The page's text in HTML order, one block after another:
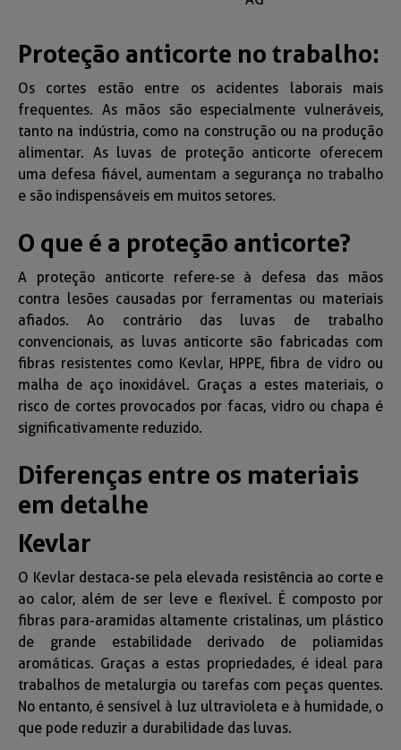
Proteção anticorte no trabalho:
Os cortes estão entre os acidentes laborais mais
frequentes. As mãos são especialmente vulneráveis,
tanto na indústria, como na construção ou na produção
alimentar. As luvas de proteção anticorte oferecem
uma defesa fiável, aumentam a segurança no trabalho
e são indispensáveis em muitos setores.
O que é a proteção anticorte?
A proteção anticorte refere-se à defesa das mãos
contra lesões causadas por ferramentas ou materiais
afiados. Ao contrário das luvas de trabalho
convencionais, as luvas anticorte são fabricadas com
fibras resistentes como Kevlar, HPPE, fibra de vidro ou
malha de aço inoxidável. Graças a estes materiais, o
risco de cortes provocados por facas, vidro ou chapa é
significativamente reduzido.
Diferenças entre os materiais
em detalhe
Kevlar
O Kevlar destaca-se pela elevada resistência ao corte e
ao calor, além de ser leve e flexível. É composto por
fibras para-aramidas altamente cristalinas, um plástico
de grande estabilidade derivado de poliamidas
aromáticas. Graças a estas propriedades, é ideal para
trabalhos de metalurgia ou tarefas com peças quentes.
No entanto, é sensível à luz ultravioleta e à humidade, o
que pode reduzir a durabilidade das luvas.